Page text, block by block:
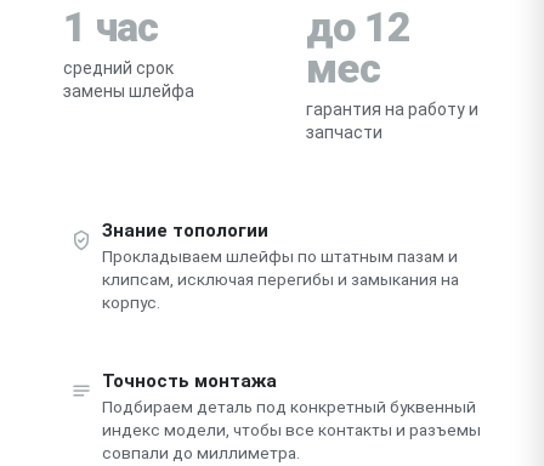
1 час
средний срок
замены шлейфа
до 12
мес
гарантия на работу и
запчасти
Знание топологии
Прокладываем шлейфы по штатным пазам и
клипсам, исключая перегибы и замыкания на
корпус.
Точность монтажа
Подбираем деталь под конкретный буквенный
индекс модели, чтобы все контакты и разъемы
совпали до миллиметра.